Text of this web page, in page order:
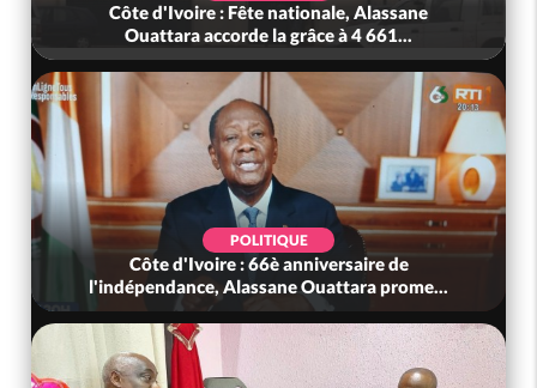
Côte d'Ivoire : Fête nationale, Alassane
Ouattara accorde la grâce à 4 661...
POLITIQUE
Côte d'Ivoire : 66è anniversaire de
l'indépendance, Alassane Ouattara prome...